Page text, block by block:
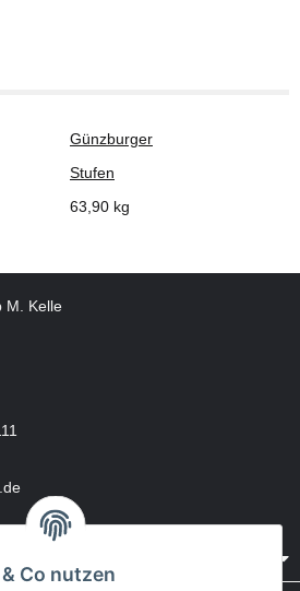
Günzburger
Stufen
63,90 kg
M. Kelle
Co nutzen